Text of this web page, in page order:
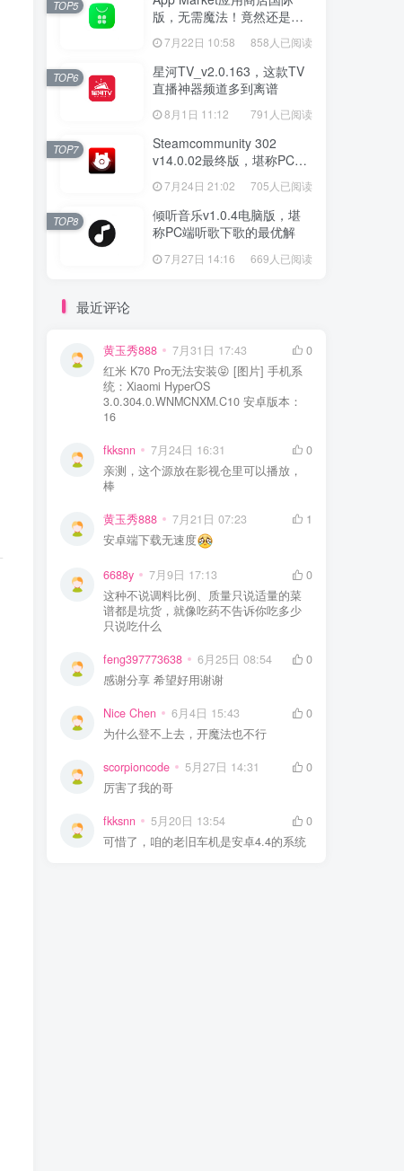
版，无需魔法！竟然还是大
厂出品？
7月22日 10:58 858人已阅读
TOP5
星河TV_v2.0.163，这款TV
直播神器频道多到离谱
8月1日 11:12 791人已阅读
TOP6
Steamcommunity 302
v14.0.02最终版，堪称PC玩
家必备的网络工具箱
7月24日 21:02 705人已阅读
TOP7
倾听音乐v1.0.4电脑版，堪
称PC端听歌下歌的最优解
7月27日 14:16 669人已阅读
TOP8
最近评论
黄玉秀888 7月31日 17:43
0
红米 K70 Pro无法安装😝 [图片] 手机系
统：Xiaomi HyperOS
3.0.304.0.WNMCNXM.C10 安卓版本：
16
fkksnn 7月24日 16:31
0
亲测，这个源放在影视仓里可以播放，
棒
黄玉秀888 7月21日 07:23
1
安卓端下载无速度
6688y 7月9日 17:13
0
这种不说调料比例、质量只说适量的菜
谱都是坑货，就像吃药不告诉你吃多少
只说吃什么
feng397773638 6月25日 08:54
0
感谢分享 希望好用谢谢
Nice Chen 6月4日 15:43
0
为什么登不上去，开魔法也不行
scorpioncode 5月27日 14:31
0
厉害了我的哥
fkksnn 5月20日 13:54
0
可惜了，咱的老旧车机是安卓4.4的系统